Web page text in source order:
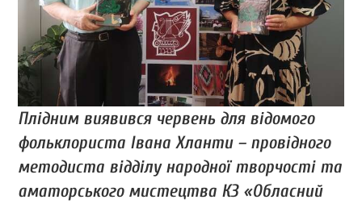
Плідним виявився червень для відомого
фольклориста Івана Хланти – провідного
методиста відділу народної творчості та
аматорського мистецтва КЗ «Обласний